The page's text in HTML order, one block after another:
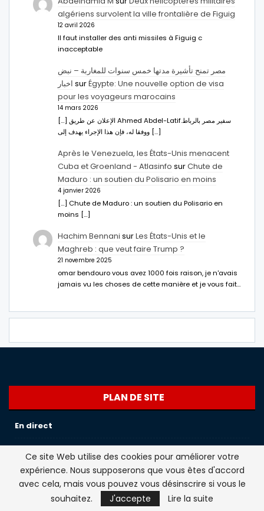
algériens survolent la ville frontalière de Figuig
12 avril 2026
Il faut installer des anti missiles à Figuig c
inacceptable
مصر تمنح تأشيرة مدتها خمس سنوات للمغاربة – نبض
اخبار surÉgypte: Une nouvelle option de visa
pour les voyageurs marocains
14 mars 2026
[…] الإعلان عن طريق Ahmed Abdel-Latifسفير مصر بالرباط.
ووفقا له، فإن هذا الإجراء يهدف إلى […]
Après le Venezuela, les États-Unis menacent
Cuba et Groenland - Atlasinfo surChute de
Maduro : un soutien du Polisario en moins
4 janvier 2026
[…] Chute de Maduro : un soutien du Polisario en
moins […]
Hachim Bennani surLes États-Unis et le
Maghreb : que veut faire Trump ?
21 novembre 2025
omar bendouro vous avez 1000 fois raison, je n'avais
jamais vu les choses de cette manière et je vous fait…
PLAN DE SITE
En direct
International
Ce site Web utilise des cookies pour améliorer votre
expérience. Nous supposerons que vous êtes d'accord
avec cela, mais vous pouvez vous désinscrire si vous le
souhaitez.
J'accepte Lire la suite